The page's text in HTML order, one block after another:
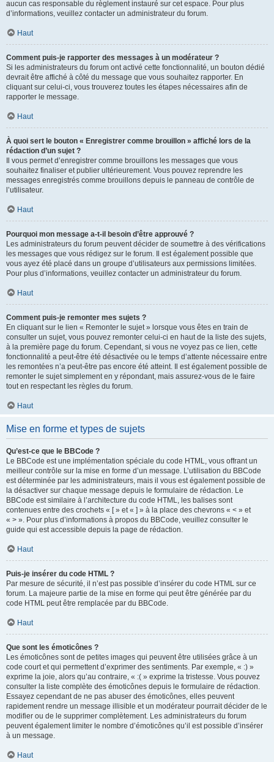
aucun cas responsable du règlement instauré sur cet espace. Pour plus
d’informations, veuillez contacter un administrateur du forum.
Haut
Comment puis-je rapporter des messages à un modérateur ?
Si les administrateurs du forum ont activé cette fonctionnalité, un bouton dédié
devrait être affiché à côté du message que vous souhaitez rapporter. En
cliquant sur celui-ci, vous trouverez toutes les étapes nécessaires afin de
rapporter le message.
Haut
À quoi sert le bouton « Enregistrer comme brouillon » affiché lors de la
rédaction d’un sujet ?
Il vous permet d’enregistrer comme brouillons les messages que vous
souhaitez finaliser et publier ultérieurement. Vous pouvez reprendre les
messages enregistrés comme brouillons depuis le panneau de contrôle de
l’utilisateur.
Haut
Pourquoi mon message a-t-il besoin d’être approuvé ?
Les administrateurs du forum peuvent décider de soumettre à des vérifications
les messages que vous rédigez sur le forum. Il est également possible que
vous ayez été placé dans un groupe d’utilisateurs aux permissions limitées.
Pour plus d’informations, veuillez contacter un administrateur du forum.
Haut
Comment puis-je remonter mes sujets ?
En cliquant sur le lien « Remonter le sujet » lorsque vous êtes en train de
consulter un sujet, vous pouvez remonter celui-ci en haut de la liste des sujets,
à la première page du forum. Cependant, si vous ne voyez pas ce lien, cette
fonctionnalité a peut-être été désactivée ou le temps d’attente nécessaire entre
les remontées n’a peut-être pas encore été atteint. Il est également possible de
remonter le sujet simplement en y répondant, mais assurez-vous de le faire
tout en respectant les règles du forum.
Haut
Mise en forme et types de sujets
Qu’est-ce que le BBCode ?
Le BBCode est une implémentation spéciale du code HTML, vous offrant un
meilleur contrôle sur la mise en forme d’un message. L’utilisation du BBCode
est déterminée par les administrateurs, mais il vous est également possible de
la désactiver sur chaque message depuis le formulaire de rédaction. Le
BBCode est similaire à l’architecture du code HTML, les balises sont
contenues entre des crochets « [ » et « ] » à la place des chevrons « < » et
« > ». Pour plus d’informations à propos du BBCode, veuillez consulter le
guide qui est accessible depuis la page de rédaction.
Haut
Puis-je insérer du code HTML ?
Par mesure de sécurité, il n’est pas possible d’insérer du code HTML sur ce
forum. La majeure partie de la mise en forme qui peut être générée par du
code HTML peut être remplacée par du BBCode.
Haut
Que sont les émoticônes ?
Les émoticônes sont de petites images qui peuvent être utilisées grâce à un
code court et qui permettent d’exprimer des sentiments. Par exemple, « :) »
exprime la joie, alors qu’au contraire, « :( » exprime la tristesse. Vous pouvez
consulter la liste complète des émoticônes depuis le formulaire de rédaction.
Essayez cependant de ne pas abuser des émoticônes, elles peuvent
rapidement rendre un message illisible et un modérateur pourrait décider de le
modifier ou de le supprimer complètement. Les administrateurs du forum
peuvent également limiter le nombre d’émoticônes qu’il est possible d’insérer
à un message.
Haut